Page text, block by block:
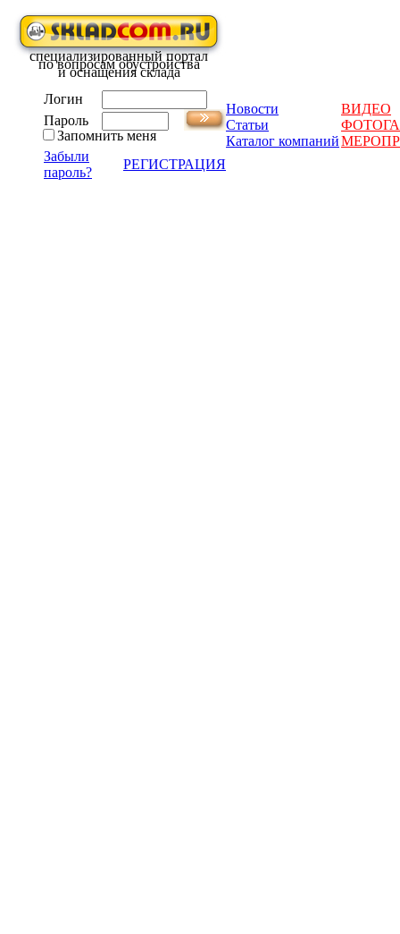
специализированный портал
по вопросам обустройства
и оснащения склада
Логин
Пароль
Запомнить меня
Забыли
пароль?
РЕГИСТРАЦИЯ
Новости
ВИДЕО
Статьи
Каталог компаний